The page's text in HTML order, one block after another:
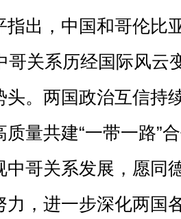
指出，中国和哥伦比
哥关系历经国际风云
头。两国政治互信持
质量共建“一带一路”
中哥关系发展，愿同
力，进一步深化两国